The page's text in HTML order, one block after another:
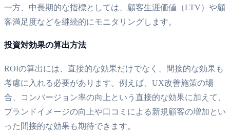
一方、中長期的な指標としては、顧客生涯価値（LTV）や顧
客満足度などを継続的にモニタリングします。
投資対効果の算出方法
ROIの算出には、直接的な効果だけでなく、間接的な効果も
考慮に入れる必要があります。例えば、UX改善施策の場
合、コンバージョン率の向上という直接的な効果に加えて、
ブランドイメージの向上や口コミによる新規顧客の増加とい
った間接的な効果も期待できます。